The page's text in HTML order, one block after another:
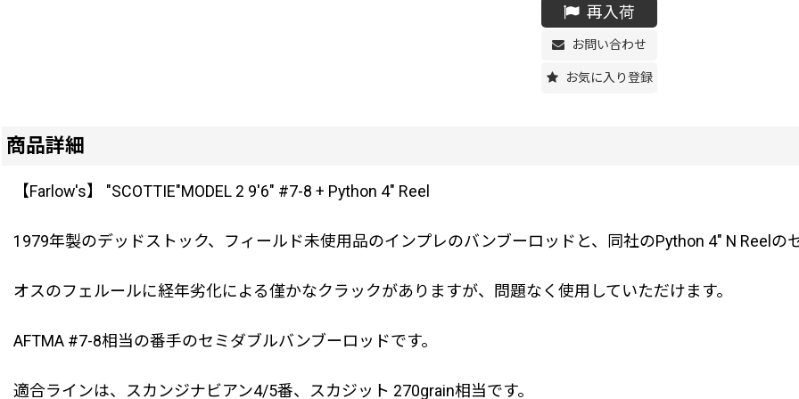
再入荷
お問い合わせ
お気に入り登録
商品詳細
【Farlow's】 "SCOTTIE"MODEL 2 9'6" #7-8 + Python 4" Reel
1979年製のデッドストック、フィールド未使用品のインプレのバンブーロッドと、同社のPython 4" N Reelの
オスのフェルールに経年劣化による僅かなクラックがありますが、問題なく使用していただけます。
AFTMA #7-8相当の番手のセミダブルバンブーロッドです。
適合ラインは、スカンジナビアン4/5番、スカジット 270grain相当です。